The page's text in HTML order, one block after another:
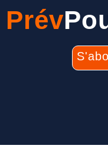
Prév